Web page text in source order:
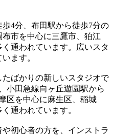
4分、布田駅から徒歩7分の
布市を中心に三鷹市、狛江
通われています。広いスタ
ます。
たばかりの新しいスタジオで
小田急線向ヶ丘遊園駅から
区を中心に麻生区、稲城
通われています。
初心者の方を、インストラ